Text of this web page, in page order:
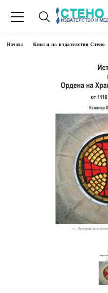
Начало Книги на издателство Стено